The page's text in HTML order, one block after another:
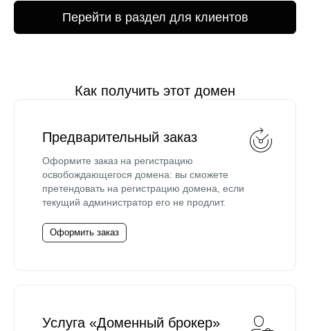
Перейти в раздел для клиентов
Как получить этот домен
Предварительный заказ
Оформите заказ на регистрацию
освобождающегося домена: вы сможете
претендовать на регистрацию домена, если
текущий администратор его не продлит.
Оформить заказ
Услуга «Доменный брокер»